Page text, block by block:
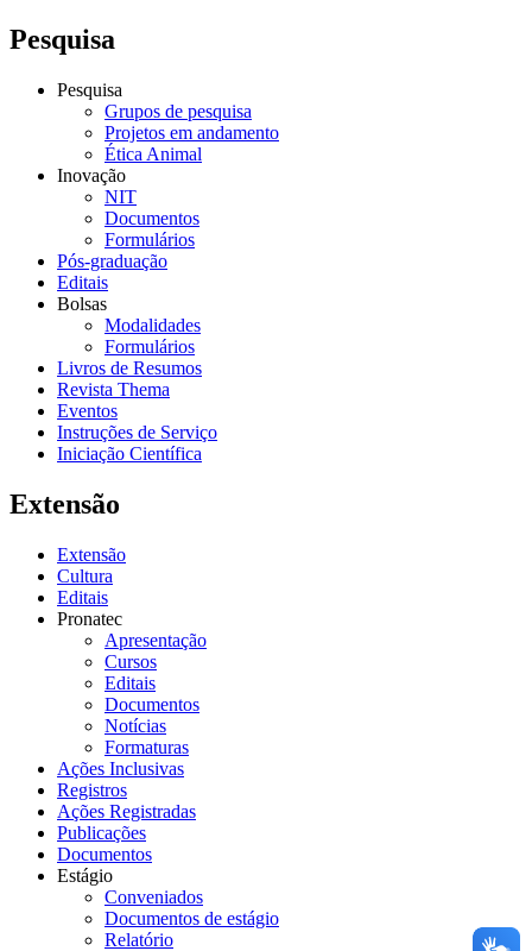
Pesquisa
Pesquisa
Grupos de pesquisa
Projetos em andamento
Ética Animal
Inovação
NIT
Documentos
Formulários
Pós-graduação
Editais
Bolsas
Modalidades
Formulários
Livros de Resumos
Revista Thema
Eventos
Instruções de Serviço
Iniciação Científica
Extensão
Extensão
Cultura
Editais
Pronatec
Apresentação
Cursos
Editais
Documentos
Notícias
Formaturas
Ações Inclusivas
Registros
Ações Registradas
Publicações
Documentos
Estágio
Conveniados
Documentos de estágio
Relatório